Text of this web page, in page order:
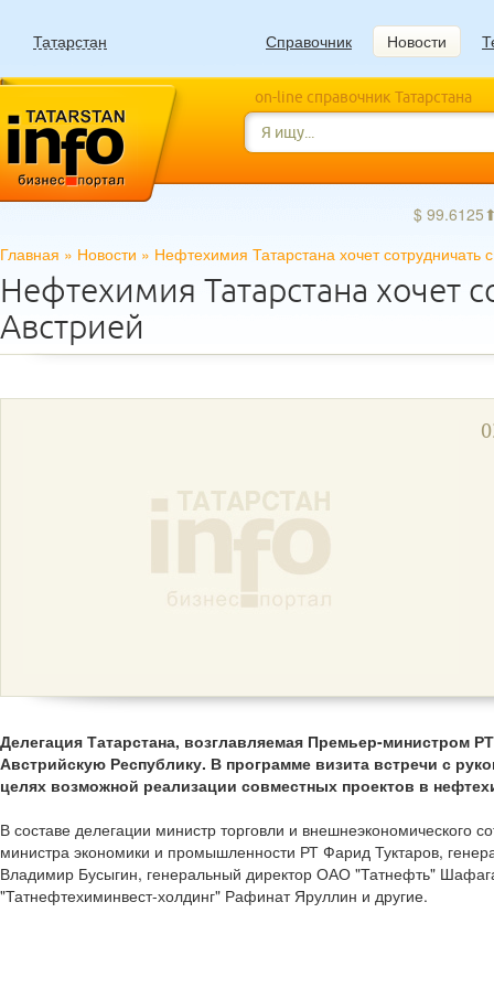
Татарстан Справочник Новости
on-line справочник Татарстана
$
Главная » Новости » Нефтехимия Татарстана хочет сотрудничать
Нефтехимия Татарстана хочет
Австрией
Делегация Татарстана, возглавляемая Премьер-министром
Австрийскую Республику. В программе визита встречи с
целях возможной реализации совместных проектов в
В составе делегации министр торговли и внешнеэкономического
министра экономики и промышленности РТ Фарид Туктаров,
Владимир Бусыгин, генеральный директор ОАО "Татнефть"
"Татнефтехиминвест-холдинг" Рафинат Яруллин и другие.